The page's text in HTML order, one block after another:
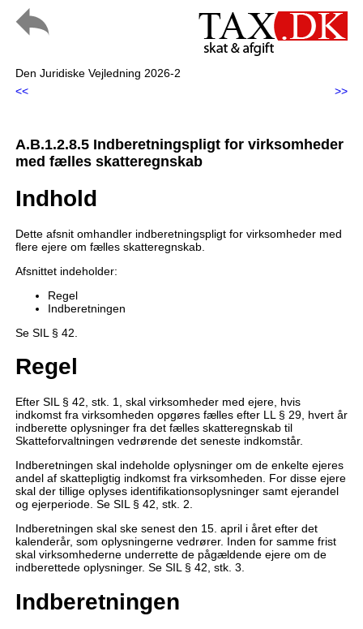
Den Juridiske Vejledning 2026-2
<<
>>
A.B.1.2.8.5 Indberetningspligt for virksomheder
med fælles skatteregnskab
Indhold
Dette afsnit omhandler indberetningspligt for virksomheder med
flere ejere om fælles skatteregnskab.
Afsnittet indeholder:
Regel
Indberetningen
Se SIL § 42.
Regel
Efter SIL § 42, stk. 1, skal virksomheder med ejere, hvis
indkomst fra virksomheden opgøres fælles efter LL § 29, hvert år
indberette oplysninger fra det fælles skatteregnskab til
Skatteforvaltningen vedrørende det seneste indkomstår.
Indberetningen skal indeholde oplysninger om de enkelte ejeres
andel af skattepligtig indkomst fra virksomheden. For disse ejere
skal der tillige oplyses identifikationsoplysninger samt ejerandel
og ejerperiode. Se SIL § 42, stk. 2.
Indberetningen skal ske senest den 15. april i året efter det
kalenderår, som oplysningerne vedrører. Inden for samme frist
skal virksomhederne underrette de pågældende ejere om de
indberettede oplysninger. Se SIL § 42, stk. 3.
Indberetningen